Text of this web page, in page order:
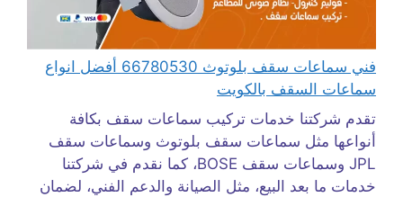
فني سماعات سقف بلوتوث 66780530 أفضل انواع
سماعات السقف بالكويت
تقدم شركتنا خدمات تركيب سماعات سقف بكافة
أنواعها مثل سماعات سقف بلوتوث وسماعات سقف
JPL وسماعات سقف BOSE، كما نقدم في شركتنا
خدمات ما بعد البيع، مثل الصيانة والدعم الفني، لضمان